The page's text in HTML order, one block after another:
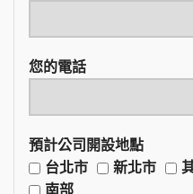
您的電話
預計公司開設地點
台北市
新北市
南部